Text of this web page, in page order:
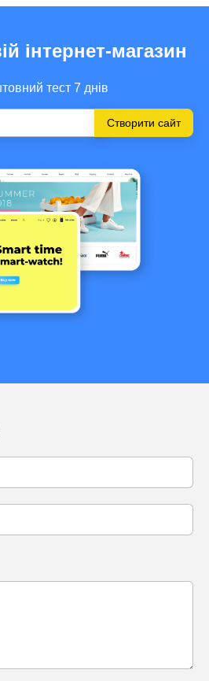
інтернет-магазин
тест 7 днів
Створити сайт